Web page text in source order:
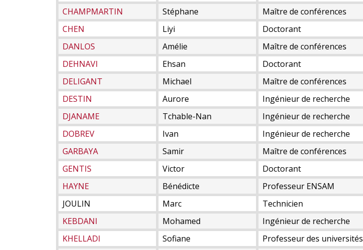
CHAMPMARTIN
Stéphane Maître de conférences
CHEN
Liyi Doctorant
DANLOS
Amélie Maître de conférences
DEHNAVI
Ehsan Doctorant
DELIGANT
Michael Maître de conférences
DESTIN
Aurore Ingénieur de recherche
DJANAME
Tchable-Nan Ingénieur de recherche
DOBREV
Ivan Ingénieur de recherche
GARBAYA
Samir Maître de conférences
GENTIS
Victor Doctorant
HAYNE
Bénédicte Professeur ENSAM
JOULIN
Marc Technicien
KEBDANI
Mohamed Ingénieur de recherche
KHELLADI
Sofiane Professeur des universités